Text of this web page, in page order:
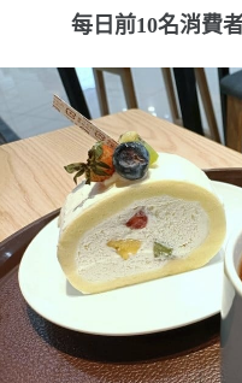
每日前10名消費